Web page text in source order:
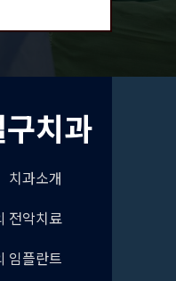
치과
치과소개
전악치료
임플란트